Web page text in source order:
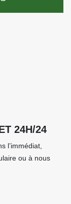
24H/24
l’immédiat,
ou à nous